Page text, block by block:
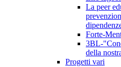
La peer
Forte-
3BL-
della
Progetti vari